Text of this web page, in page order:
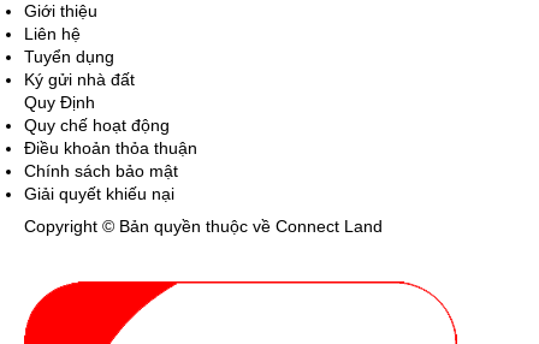
Giới thiệu
Liên hệ
Tuyển dụng
Ký gửi nhà đất
Quy Định
Quy chế hoạt động
Điều khoản thỏa thuận
Chính sách bảo mật
Giải quyết khiếu nại
Copyright © Bản quyền thuộc về Connect Land